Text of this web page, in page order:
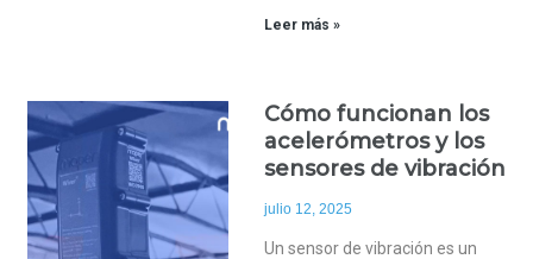
Leer más »
Cómo funcionan los
acelerómetros y los
sensores de vibración
julio 12, 2025
Un sensor de vibración es un